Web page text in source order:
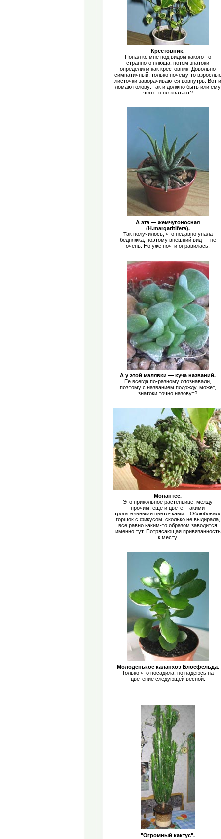
Крестовник.
Попал ко мне под видом какого-то
странного плюща, потом знатоки
определили как крестовник. Довольно
симпатичный, только почему-то взрослые
листочки заворачиваются вовнутрь. Вот и
ломаю голову: так и должно быть или ему
чего-то не хватает?
А эта — жемчугоносная
(Н.margaritifera).
Так получилось, что недавно упала
бедняжка, поэтому внешний вид — не
очень. Но уже почти оправилась.
А у этой малявки — куча названий.
Ее всегда по-разному опознавали,
поэтому с названием подожду, может,
знатоки точно назовут?
Монантес.
Это прикольное растеньице, между
прочим, еще и цветет такими
трогательными цветочками... Облюбовало
горшок с фикусом, сколько не выдирала,
все равно каким-то образом заводится
именно тут. Потрясающая привязанность
к месту.
Молоденькое каланхоэ Блосфельда.
Только что посадила, но надеюсь на
цветение следующей весной.
"Огромный кактус".